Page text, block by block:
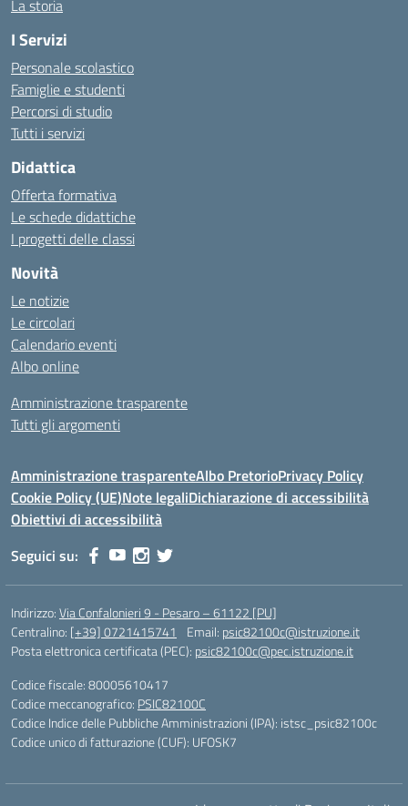
La storia
I Servizi
Personale scolastico
Famiglie e studenti
Percorsi di studio
Tutti i servizi
Didattica
Offerta formativa
Le schede didattiche
I progetti delle classi
Novità
Le notizie
Le circolari
Calendario eventi
Albo online
Amministrazione trasparente
Tutti gli argomenti
Amministrazione trasparenteAlbo PretorioPrivacy Policy
Cookie Policy (UE)Note legaliDichiarazione di accessibilità
Obiettivi di accessibilità
Seguici su:
Indirizzo:Via Confalonieri 9 - Pesaro – 61122 [PU]
Centralino: [+39] 0721415741 Email: psic82100c@istruzione.it
Posta elettronica certificata (PEC): psic82100c@pec.istruzione.it
Codice fiscale: 80005610417
Codice meccanografico: PSIC82100C
Codice Indice delle Pubbliche Amministrazioni (IPA): istsc_psic82100c
Codice unico di fatturazione (CUF): UFOSK7